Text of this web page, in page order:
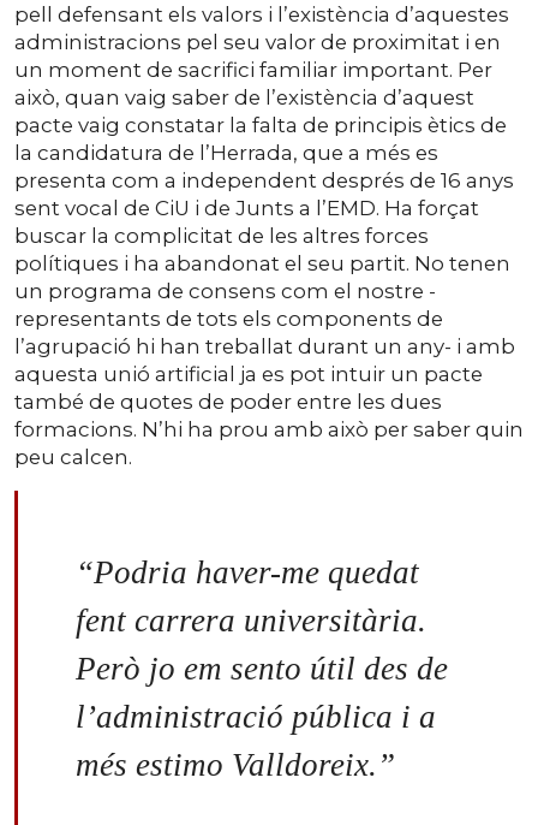
pell defensant els valors i l’existència d’aquestes
administracions pel seu valor de proximitat i en
un moment de sacrifici familiar important. Per
això, quan vaig saber de l’existència d’aquest
pacte vaig constatar la falta de principis ètics de
la candidatura de l’Herrada, que a més es
presenta com a independent després de 16 anys
sent vocal de CiU i de Junts a l’EMD. Ha forçat
buscar la complicitat de les altres forces
polítiques i ha abandonat el seu partit. No tenen
un programa de consens com el nostre -
representants de tots els components de
l’agrupació hi han treballat durant un any- i amb
aquesta unió artificial ja es pot intuir un pacte
també de quotes de poder entre les dues
formacions. N’hi ha prou amb això per saber quin
peu calcen.
“Podria haver-me quedat
fent carrera universitària.
Però jo em sento útil des de
l’administració pública i a
més estimo Valldoreix.”